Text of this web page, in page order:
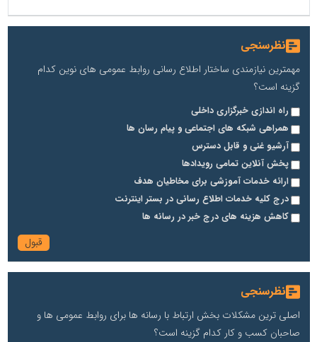
نظرسنجی
مهمترین نیازمندی ساختار اطلاع رسانی روابط عمومی های نوین کدام
گزینه است؟
راه اندازی خبرگزاری داخلی
همراهی شبکه های اجتماعی و پیام رسان ها
آرشیو غنی و قابل دسترس
پخش آنلاین تمامی رویدادها
ارائه خدمات آموزشی برای مخاطیان هدف
درج کلیه خدمات اطلاع رسانی در بستر اینترنت
کاهش هزینه های درج خبر در رسانه ها
نظرسنجی
اصلی ترین مشکلات بخش ارتباط با رسانه ها برای روابط عمومی ها و
صاحبان کسب و کار کدام گزینه است؟